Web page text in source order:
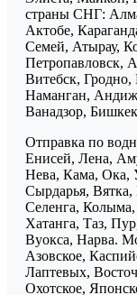
страны СНГ:
Актобе,
Семей, Атырау,
Петропавловск,
Витебск, Гродно,
Наманган,
Ванадзор,
Отправка по
Енисей, Лена,
Нева, Кама, Ока,
Сырдарья, Вятка,
Селенга,
Хатанга, Таз,
Вуокса, Нарва.
Азовское,
Лаптевых,
Охотское,